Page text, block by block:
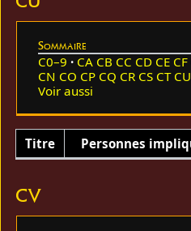
Sommaire
C0–9 CA CB CC CD CE CF
CN CO CP CQ CR CS CT CU
Voir aussi
Titre Personnes
CV